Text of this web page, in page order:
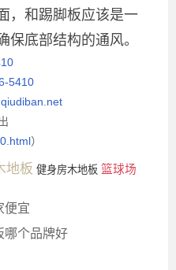
，和踢脚板应该是一
保底部结构的通风。
5410
）
地板 健身房木地板 篮球场
便宜
哪个品牌好